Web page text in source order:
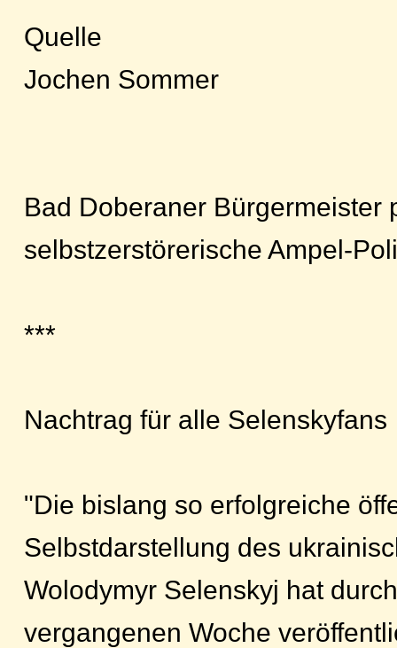
Quelle
Jochen Sommer
Bad Doberaner Bürgermeister
selbstzerstörerische Ampel-
***
Nachtrag für alle Selenskyfans
"Die bislang so erfolgreiche
Selbstdarstellung des
Wolodymyr Selenskyj hat
vergangenen Woche